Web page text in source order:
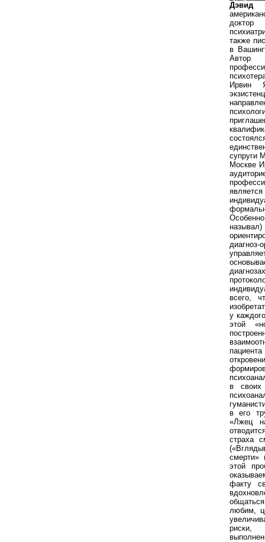
Дэвид
доктор
также
в
Ирвин
супруги
Москве
диагноз-
всего,
у
этой
в
в его
«Лжец
страха
смерти»
этой
факту
любим,
риски,